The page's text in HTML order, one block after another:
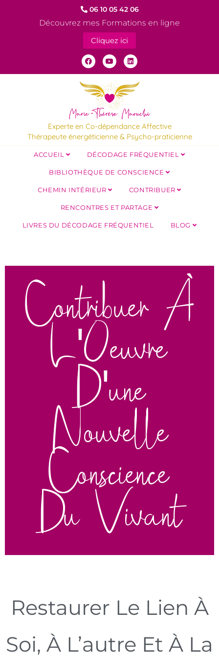
06 10 05 42 06
Découvrez mes Formations en ligne
Cliquez ici
Experte en Co-dépendance Affective
Thérapeute énergéticienne & Psycho-praticienne
ACCUEIL DÉCODAGE FRÉQUENTIEL
BIBLIOTHÈQUE DE CONSCIENCE
CHEMIN INTÉRIEUR CONTRIBUER
RENCONTRES ET PARTAGE
LIVRES DU DÉCODAGE FRÉQUENTIEL BLOG
Contribuer À
L'Oeuvre
D'une
Nouvelle
Conscience
Du Vivant
Restaurer Le Lien À
Soi, À L’autre Et À La